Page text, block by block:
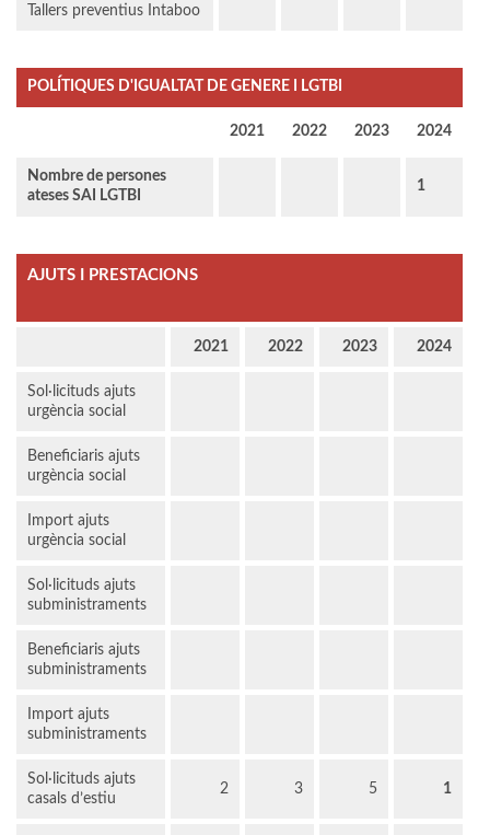
Tallers preventius Intaboo
POLÍTIQUES D'IGUALTAT DE GENERE I LGTBI
2021 2022 2023 2024
Nombre de persones
ateses SAI LGTBI
1
AJUTS I PRESTACIONS
2021 2022 2023 2024
Sol·licituds ajuts
urgència social
Beneficiaris ajuts
urgència social
Import ajuts
urgència social
Sol·licituds ajuts
subministraments
Beneficiaris ajuts
subministraments
Import ajuts
subministraments
Sol·licituds ajuts
casals d’estiu
2 3 5 1